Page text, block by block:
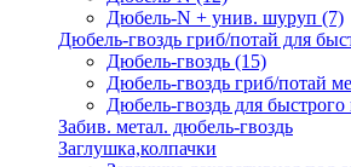
Дюбель-N + унив. шуруп (7)
Дюбель-гвоздь гриб/потай для
Дюбель-гвоздь (15)
Дюбель-гвоздь гриб/потай
Дюбель-гвоздь для
Забив. метал. дюбель-гвоздь
Заглушка,колпачки